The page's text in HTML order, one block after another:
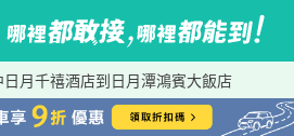
日月千禧酒店到日月潭鴻賓大飯店